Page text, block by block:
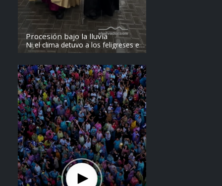
Procesión bajo la lluvia
Ni el clima detuvo a los feligreses en
el recorrido del Divino Salvador del
Steven Anzora